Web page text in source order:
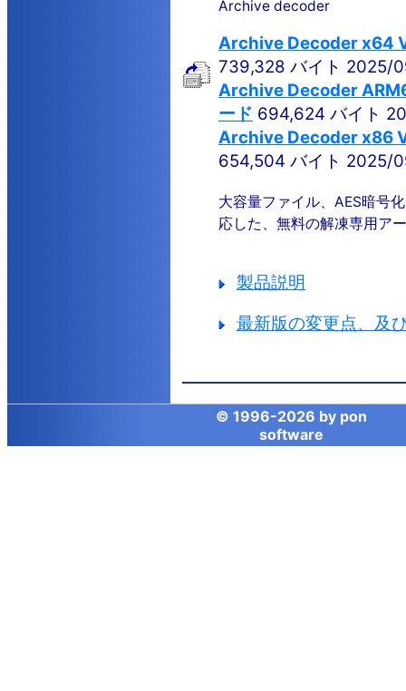
Archive decoder
Archive Decoder x64
739,328 バイト 2025/
Archive Decoder
ード 694,624 バイト
Archive Decoder x86
654,504 バイト 2025/
大容量ファイル、AES暗号
応した、無料の解凍専用ア
製品説明
最新版の変更点、及
© 1996-2026 by pon
software